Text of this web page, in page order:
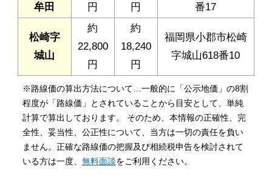
牟田
円
円
番17
松崎字
城山
約
22,800
円
約
18,240
円
福岡県小郡市松崎
字城山618番10
※路線価の算出方法について…一般的に「公示地価」の8割
程度が「路線価」とされていることから目安として、単純
計算で算出しております。 そのため、本情報の正確性、完
全性、妥当性、公正性について、当方は一切の責任を負い
ません。正確な路線価の把握及び相続税申告を検討されて
いる方は一度、 無料面談をご利用ください。